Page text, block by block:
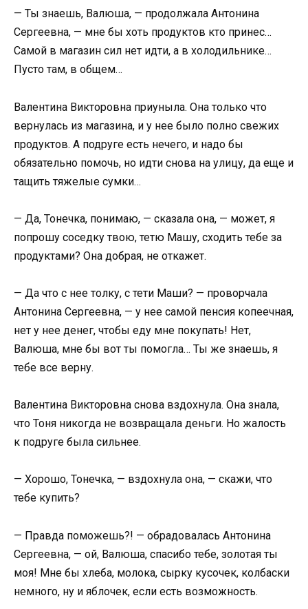
— Ты знаешь, Валюша, — продолжала Антонина
Сергеевна, — мне бы хоть продуктов кто принес…
Самой в магазин сил нет идти, а в холодильнике…
Пусто там, в общем…
Валентина Викторовна приуныла. Она только что
вернулась из магазина, и у нее было полно свежих
продуктов. А подруге есть нечего, и надо бы
обязательно помочь, но идти снова на улицу, да еще и
тащить тяжелые сумки…
— Да, Тонечка, понимаю, — сказала она, — может, я
попрошу соседку твою, тетю Машу, сходить тебе за
продуктами? Она добрая, не откажет.
— Да что с нее толку, с тети Маши? — проворчала
Антонина Сергеевна, — у нее самой пенсия копеечная,
нет у нее денег, чтобы еду мне покупать! Нет,
Валюша, мне бы вот ты помогла… Ты же знаешь, я
тебе все верну.
Валентина Викторовна снова вздохнула. Она знала,
что Тоня никогда не возвращала деньги. Но жалость
к подруге была сильнее.
— Хорошо, Тонечка, — вздохнула она, — скажи, что
тебе купить?
— Правда поможешь?! — обрадовалась Антонина
Сергеевна, — ой, Валюша, спасибо тебе, золотая ты
моя! Мне бы хлеба, молока, сырку кусочек, колбаски
немного, ну и яблочек, если есть возможность.